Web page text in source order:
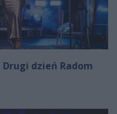
dzień Radom